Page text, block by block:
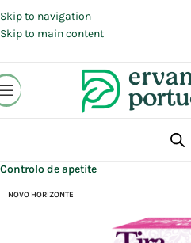
Skip to navigation
Skip to main content
Suplementos alimentares
Controlo de apetite
NOVO HORIZONTE